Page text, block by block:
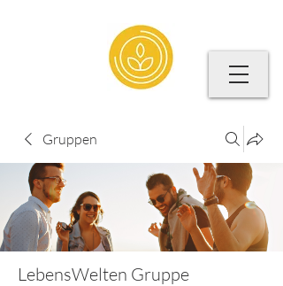
Gruppen
LebensWelten Gruppe